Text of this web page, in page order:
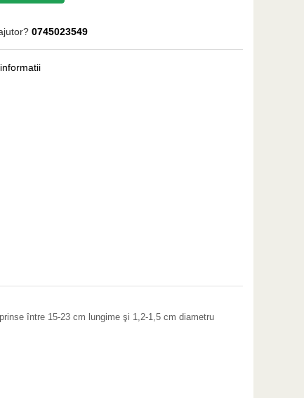
0745023549
între 15-23 cm lungime şi 1,2-1,5 cm diametru